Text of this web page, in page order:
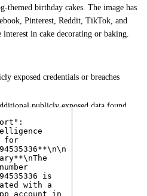
themed birthday cakes. The image has
Pinterest, Reddit, TikTok, and
in cake decorating or baking.
exposed credentials or breaches
publicly exposed data found.
not exhibit signs of being a scam or
profile picture and associated
interest in cake decorating or
legitimate purposes or potentially for